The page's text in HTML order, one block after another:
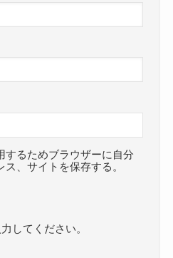
するためブラウザーに自分
、サイトを保存する。
してください。